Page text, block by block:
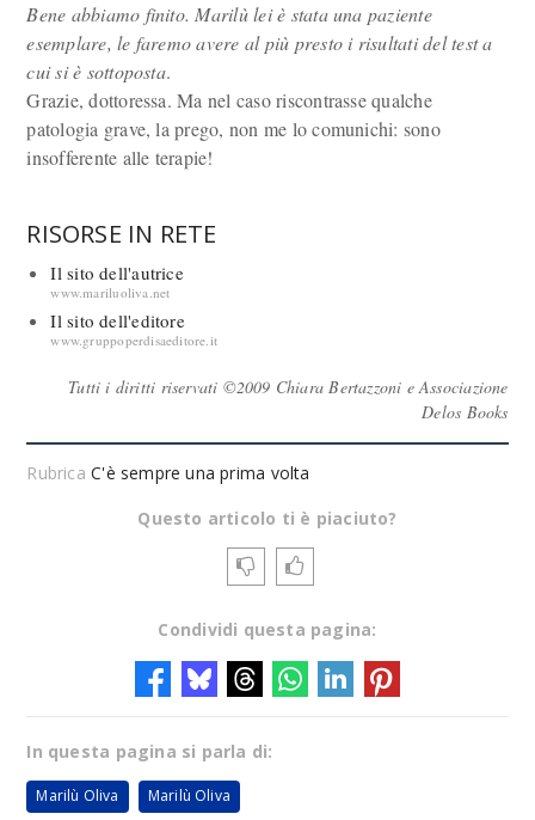
Bene abbiamo finito. Marilù lei è stata una paziente
esemplare, le faremo avere al più presto i risultati del test a
cui si è sottoposta.
Grazie, dottoressa. Ma nel caso riscontrasse qualche
patologia grave, la prego, non me lo comunichi: sono
insofferente alle terapie!
RISORSE IN RETE
Il sito dell'autrice
www.mariluoliva.net
Il sito dell'editore
www.gruppoperdisaeditore.it
Tutti i diritti riservati ©2009 Chiara Bertazzoni e Associazione
Delos Books
RubricaC'è sempre una prima volta
Questo articolo ti è piaciuto?
Condividi questa pagina:
In questa pagina si parla di:
Marilù Oliva Marilù Oliva